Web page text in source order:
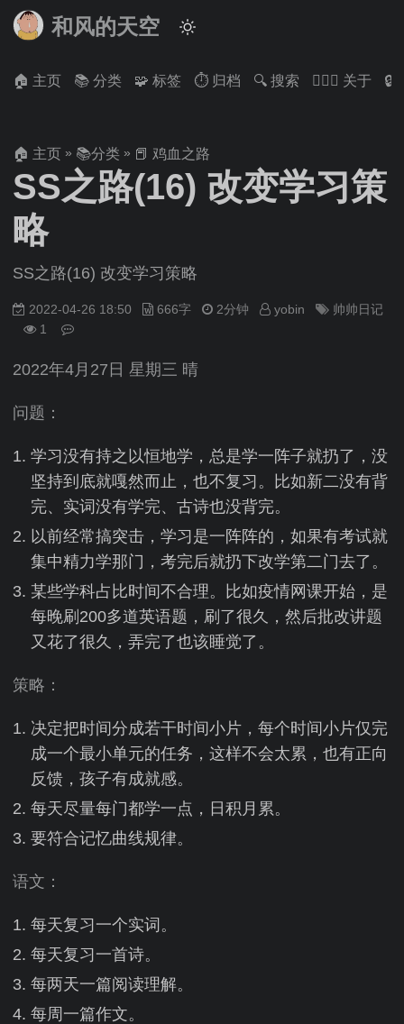
和风的天空
🏠 主页 📚 分类 🧩 标签 ⏱ 归档 🔍 搜索 🙋🏻‍♂️ 关于 🔒
🏠 主页 » 📚分类 » 📕 鸡血之路
SS之路(16) 改变学习策
略
SS之路(16) 改变学习策略
2022-04-26 18:50 666字 2分钟 yobin
帅帅日记
1
2022年4月27日 星期三 晴
问题：
学习没有持之以恒地学，总是学一阵子就扔了，没
坚持到底就嘎然而止，也不复习。比如新二没有背
完、实词没有学完、古诗也没背完。
以前经常搞突击，学习是一阵阵的，如果有考试就
集中精力学那门，考完后就扔下改学第二门去了。
某些学科占比时间不合理。比如疫情网课开始，是
每晚刷200多道英语题，刷了很久，然后批改讲题
又花了很久，弄完了也该睡觉了。
策略：
决定把时间分成若干时间小片，每个时间小片仅完
成一个最小单元的任务，这样不会太累，也有正向
反馈，孩子有成就感。
每天尽量每门都学一点，日积月累。
要符合记忆曲线规律。
语文：
每天复习一个实词。
每天复习一首诗。
每两天一篇阅读理解。
每周一篇作文。